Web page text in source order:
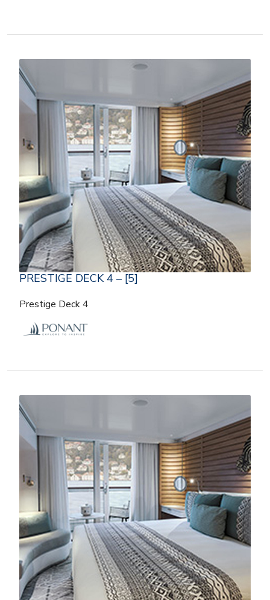
PRESTIGE DECK 4 – [5]
Prestige Deck 4